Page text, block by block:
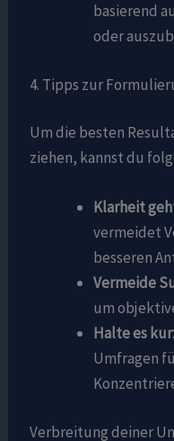
basierend
oder
4. Tipps zur
Um die besten
ziehen, kannst du
Klarheit
vermeidet
besseren
Vermeide
um
Halte es
Umfragen
Verbreitung deiner